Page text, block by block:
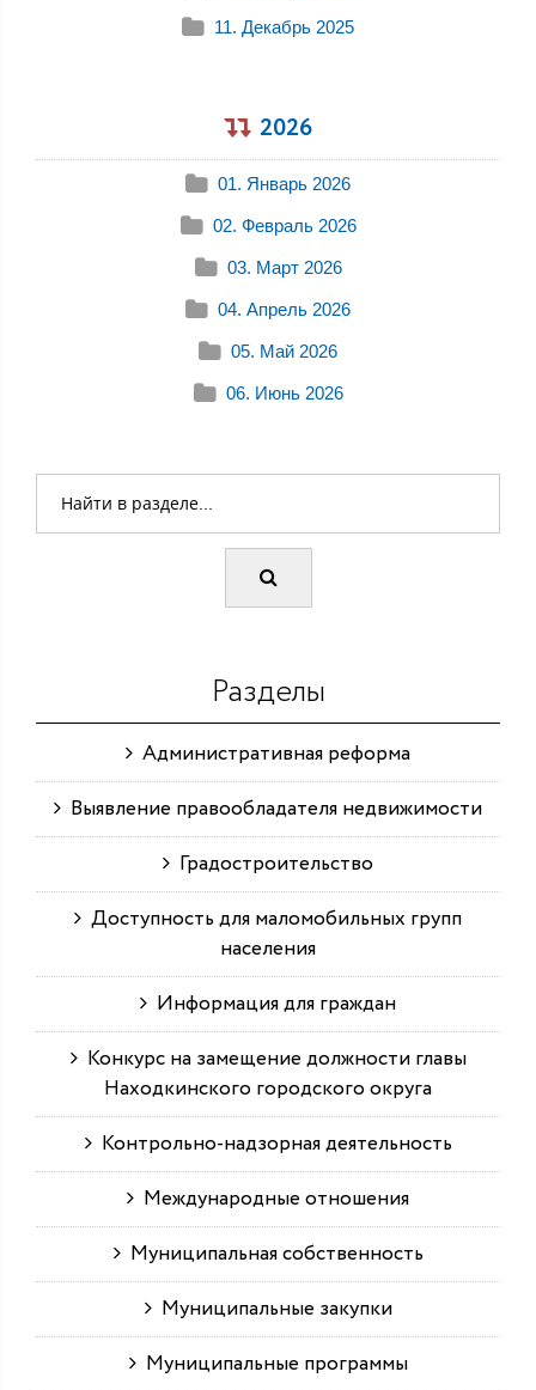
11. Декабрь 2025
2026
01. Январь 2026
02. Февраль 2026
03. Март 2026
04. Апрель 2026
05. Май 2026
06. Июнь 2026
Разделы
Административная реформа
Выявление правообладателя недвижимости
Градостроительство
Доступность для маломобильных групп
населения
Информация для граждан
Конкурс на замещение должности главы
Находкинского городского округа
Контрольно-надзорная деятельность
Международные отношения
Муниципальная собственность
Муниципальные закупки
Муниципальные программы